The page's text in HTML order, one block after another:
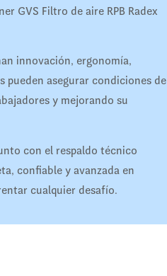
GVS Filtro de aire RPB Radex
innovación, ergonomía,
pueden asegurar condiciones de
y mejorando su
con el respaldo técnico
confiable y avanzada en
cualquier desafío.